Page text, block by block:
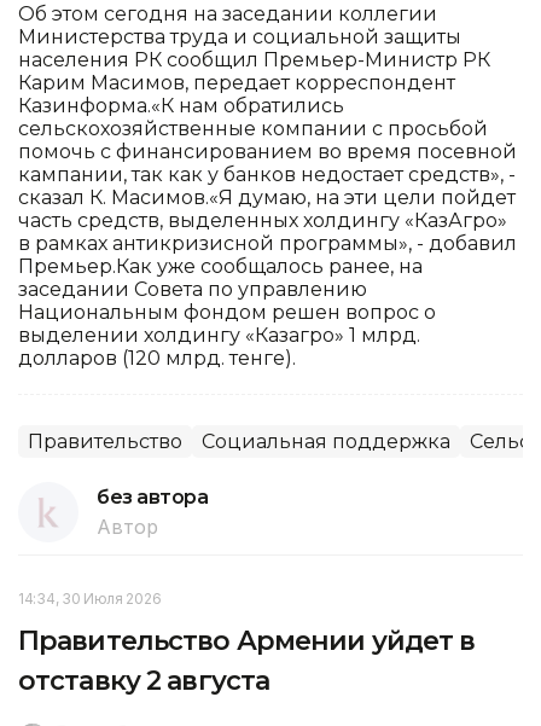
Об этом сегодня на заседании коллегии
Министерства труда и социальной защиты
населения РК сообщил Премьер-Министр РК
Карим Масимов, передает корреспондент
Казинформа.«К нам обратились
сельскохозяйственные компании с просьбой
помочь с финансированием во время посевной
кампании, так как у банков недостает средств», -
сказал К. Масимов.«Я думаю, на эти цели пойдет
часть средств, выделенных холдингу «КазАгро»
в рамках антикризисной программы», - добавил
Премьер.Как уже сообщалось ранее, на
заседании Совета по управлению
Национальным фондом решен вопрос о
выделении холдингу «Казагро» 1 млрд.
долларов (120 млрд. тенге).
Правительство Социальная поддержка
без автора
Автор
14:34, 30 Июля 2026
Правительство Армении уйдет в
отставку 2 августа